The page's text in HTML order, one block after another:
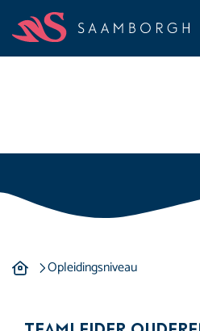
Opleidingsniveau